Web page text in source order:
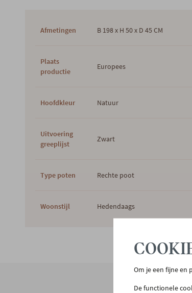
Afmetingen B 198 x H 50 x D 45 CM
Plaats
productie
Europees
Hoofdkleur Natuur
Uitvoering
greeplijst
Zwart
Type poten Rechte poot
Woonstijl Hedendaags
Om je een fijne en
De functionele